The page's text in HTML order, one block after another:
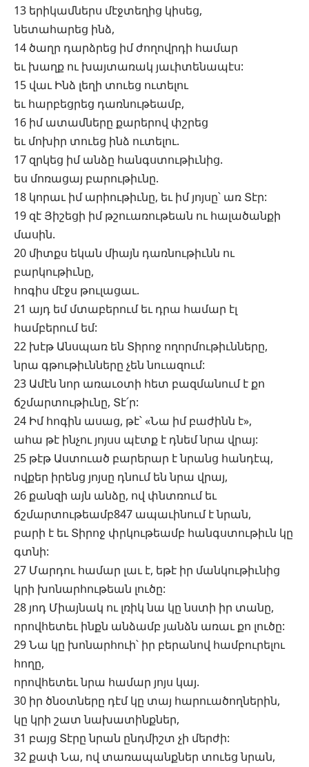
13 երիկամներս մէջտեղից կիսեց,
նետահարեց ինձ,
14 ծաղր դարձրեց իմ ժողովրդի համար
եւ խաղք ու խայտառակ յաւիտենապէս:
15 վաւ Ինձ լեղի տուեց ուտելու
եւ հարբեցրեց դառնութեամբ,
16 իմ ատամները քարերով փշրեց
եւ մոխիր տուեց ինձ ուտելու.
17 զրկեց իմ անձը հանգստութիւնից.
ես մոռացայ բարութիւնը.
18 կորաւ իմ արիութիւնը, եւ իմ յոյսը՝ առ Տէր:
19 զէ Յիշեցի իմ թշուառութեան ու հալածանքի
մասին.
20 միտքս եկան միայն դառնութիւնն ու
բարկութիւնը,
հոգիս մէջս թուլացաւ.
21 այդ եմ մտաբերում եւ դրա համար էլ
համբերում եմ:
22 խէթ Անսպառ են Տիրոջ ողորմութիւնները,
նրա գթութիւնները չեն նուազում:
23 Ամէն նոր առաւօտի հետ բազմանում է քո
ճշմարտութիւնը, Տէ՛ր:
24 Իմ հոգին ասաց, թէ՝ «Նա իմ բաժինն է»,
ահա թէ ինչու յոյսս պէտք է դնեմ նրա վրայ:
25 թէթ Աստուած բարերար է նրանց հանդէպ,
ովքեր իրենց յոյսը դնում են նրա վրայ,
26 քանզի այն անձը, ով փնտռում եւ
ճշմարտութեամբ847 ապաւինում է նրան,
բարի է եւ Տիրոջ փրկութեամբ հանգստութիւն կը
գտնի:
27 Մարդու համար լաւ է, եթէ իր մանկութիւնից
կրի խոնարհութեան լուծը:
28 յոդ Միայնակ ու լռիկ նա կը նստի իր տանը,
որովհետեւ ինքն անձամբ յանձն առաւ քո լուծը:
29 Նա կը խոնարհուի՝ իր բերանով համբուրելու
հողը,
որովհետեւ նրա համար յոյս կայ.
30 իր ծնօտները դէմ կը տայ հարուածողներին,
կը կրի շատ նախատինքներ,
31 բայց Տէրը նրան ընդմիշտ չի մերժի:
32 քափ Նա, ով տառապանքներ տուեց նրան,